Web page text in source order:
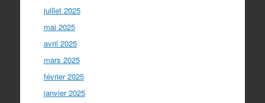
juillet 2025
mai 2025
avril 2025
mars 2025
février 2025
janvier 2025